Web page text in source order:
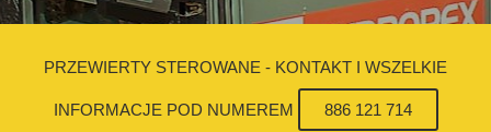
PRZEWIERTY STEROWANE - KONTAKT I WSZELKIE
INFORMACJE POD NUMEREM 886 121 714